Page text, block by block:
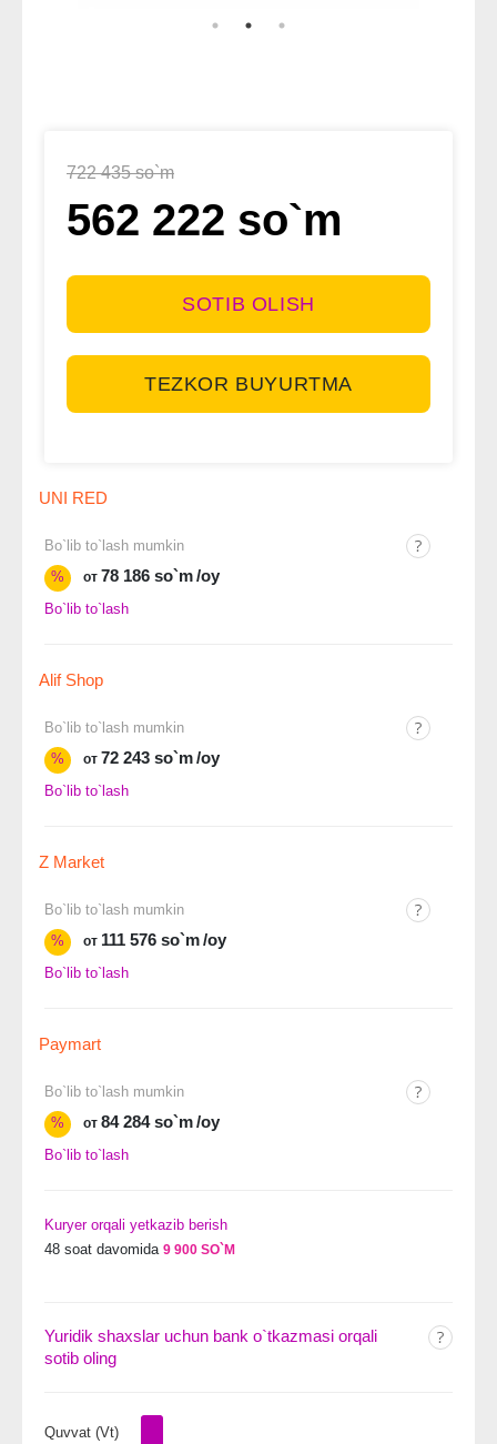
722 435 so`m
562 222 so`m
SOTIB OLISH
TEZKOR BUYURTMA
UNI RED
Bo`lib to`lash mumkin
%
от 78 186 so`m/oy
Bo`lib to`lash
Alif Shop
Bo`lib to`lash mumkin
%
от 72 243 so`m/oy
Bo`lib to`lash
Z Market
Bo`lib to`lash mumkin
%
от 111 576 so`m/oy
Bo`lib to`lash
Paymart
Bo`lib to`lash mumkin
%
от 84 284 so`m/oy
Bo`lib to`lash
Kuryer orqali yetkazib berish
48 soat davomida 9 900 SO`M
Yuridik shaxslar uchun bank o`tkazmasi orqali
sotib oling
Quvvat (Vt)